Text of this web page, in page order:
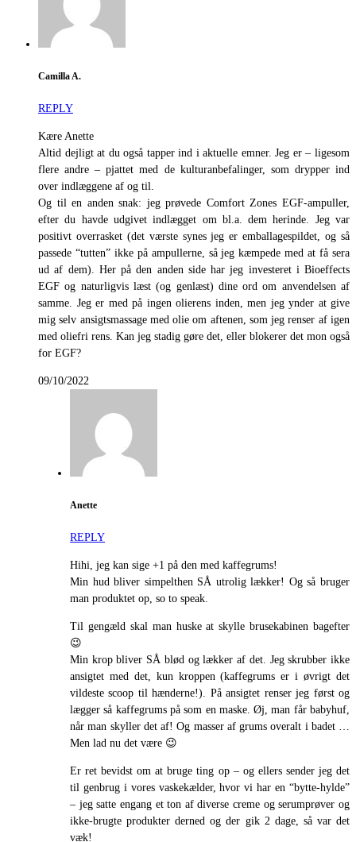
Camilla A.
REPLY
Kære Anette
Altid dejligt at du også tapper ind i aktuelle emner. Jeg er – ligesom
flere andre – pjattet med de kulturanbefalinger, som drypper ind
over indlæggene af og til.
Og til en anden snak: jeg prøvede Comfort Zones EGF-ampuller,
efter du havde udgivet indlægget om bl.a. dem herinde. Jeg var
positivt overrasket (det værste synes jeg er emballagespildet, og så
passede “tutten” ikke på ampullerne, så jeg kæmpede med at få sera
ud af dem). Her på den anden side har jeg investeret i Bioeffects
EGF og naturligvis læst (og genlæst) dine ord om anvendelsen af
samme. Jeg er med på ingen olierens inden, men jeg ynder at give
mig selv ansigtsmassage med olie om aftenen, som jeg renser af igen
med oliefri rens. Kan jeg stadig gøre det, eller blokerer det mon også
for EGF?
09/10/2022
Anette
REPLY
Hihi, jeg kan sige +1 på den med kaffegrums!
Min hud bliver simpelthen SÅ utrolig lækker! Og så bruger
man produktet op, so to speak.
Til gengæld skal man huske at skylle brusekabinen bagefter
😉
Min krop bliver SÅ blød og lækker af det. Jeg skrubber ikke
ansigtet med det, kun kroppen (kaffegrums er i øvrigt det
vildeste scoop til hænderne!). På ansigtet renser jeg først og
lægger så kaffegrums på som en maske. Øj, man får babyhuf,
når man skyller det af! Og masser af grums overalt i badet …
Men lad nu det være 😉
Er ret bevidst om at bruge ting op – og ellers sender jeg det
til genbrug i vores vaskekælder, hvor vi har en “bytte-hylde”
– jeg satte engang et ton af diverse creme og serumprøver og
ikke-brugte produkter derned og der gik 2 dage, så var det
væk!